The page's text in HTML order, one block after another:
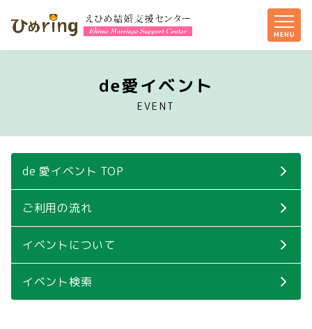
de愛イベント
EVENT
de 愛イベント TOP
ご利用の流れ
イベントについて
イベント検索